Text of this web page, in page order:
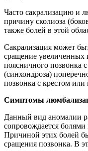
Часто сакрализацию и
причину сколиоза
также болей в этой
Сакрализация может
сращение увеличенных
поясничного позвонка
(синхондроза)
позвонка с крестом
Симптомы
Данный вид аномалии
сопровождается
Причиной этих болей
сращения позвонка. В